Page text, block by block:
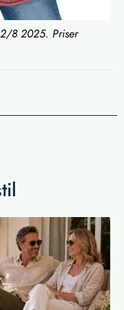
8 2025. Priser